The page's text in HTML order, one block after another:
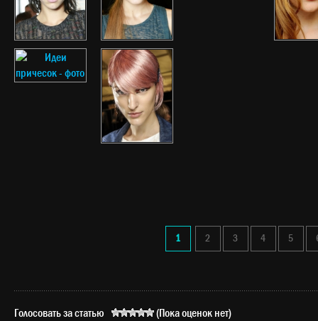
1 2 3 4 5
Голосовать за статью (Пока оценок нет)